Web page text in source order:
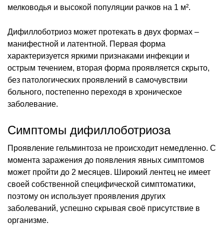
мелководья и высокой популяции рачков на 1 м².
Дифиллоботриоз может протекать в двух формах –
манифестной и латентной. Первая форма
характеризуется яркими признаками инфекции и
острым течением, вторая форма проявляется скрыто,
без патологических проявлений в самочувствии
больного, постепенно переходя в хроническое
заболевание.
Симптомы дифиллоботриоза
Проявление гельминтоза не происходит немедленно. С
момента заражения до появления явных симптомов
может пройти до 2 месяцев. Широкий лентец не имеет
своей собственной специфической симптоматики,
поэтому он использует проявления других
заболеваний, успешно скрывая своё присутствие в
организме.